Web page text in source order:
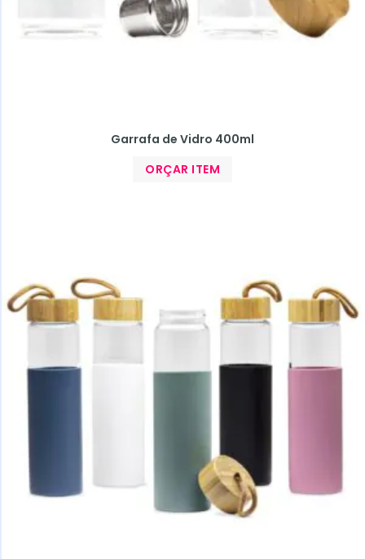
Garrafa de Vidro 400ml
ORÇAR ITEM